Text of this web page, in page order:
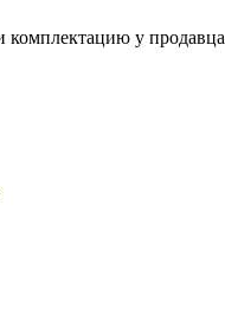
комплектацию у продавца